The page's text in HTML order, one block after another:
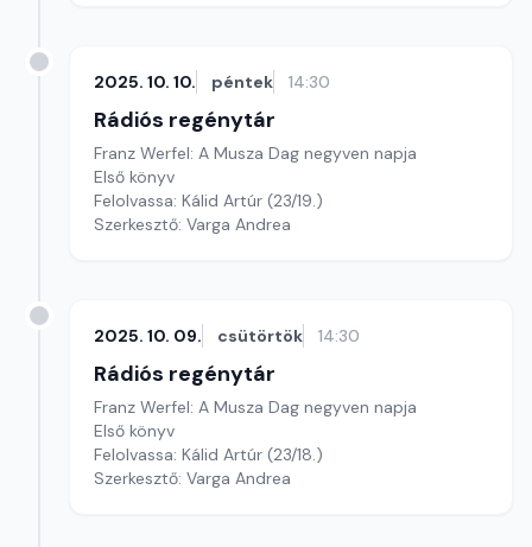
2025. 10. 10. péntek 14:30
Rádiós regénytár
Franz Werfel: A Musza Dag negyven napja
Első könyv
Felolvassa: Kálid Artúr (23/19.)
Szerkesztő: Varga Andrea
2025. 10. 09. csütörtök 14:30
Rádiós regénytár
Franz Werfel: A Musza Dag negyven napja
Első könyv
Felolvassa: Kálid Artúr (23/18.)
Szerkesztő: Varga Andrea